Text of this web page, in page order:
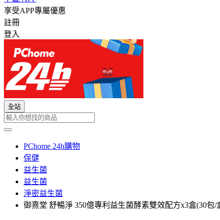
享受APP專屬優惠
註冊
登入
全站
PChome 24h購物
保健
益生菌
益生菌
淨密益生菌
御熹堂 舒暢淨 350億專利益生菌酵素雙效配方x3盒(30包/